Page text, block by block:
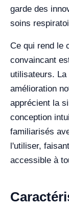
garde des
soins
Ce qui rend le
convaincant
utilisateurs. La
amélioration
apprécient la
conception
familiarisés
l'utiliser,
accessible à